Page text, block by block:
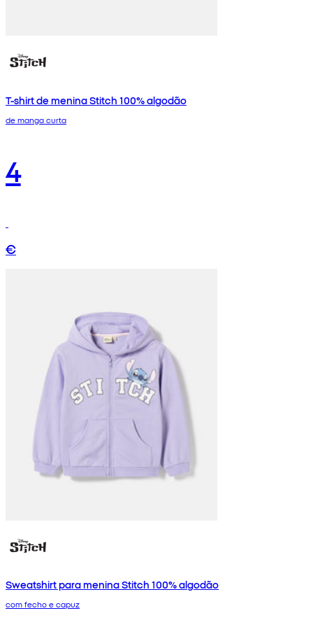
T-shirt de menina Stitch 100% algodão
de manga curta
4
€
Sweatshirt para menina Stitch 100% algodão
com fecho e capuz